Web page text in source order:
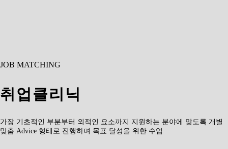
JOB MATCHING
취업클리닉
가장 기초적인 부분부터 외적인 요소까지 지원하는 분야에 맞도록 개별
맞춤 Advice 형태로 진행하며 목표 달성을 위한 수업